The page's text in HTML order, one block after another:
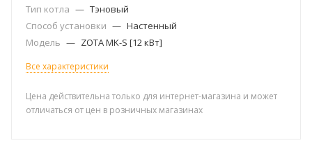
Тип котла — Тэновый
Способ установки — Настенный
Модель — ZOTA MK-S [12 кВт]
Все характеристики
Цена действительна только для интернет-магазина и может
отличаться от цен в розничных магазинах